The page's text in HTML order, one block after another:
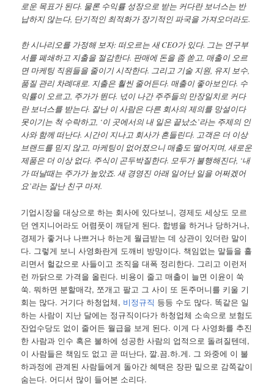
로운 목표가 된다. 물론 수익률 성장으로 받는 커다란 보너스는 반
납하지 않는다, 단기적인 최적화가 장기적인 파국을 가져오더라도.
한 시나리오를 가정해 보자: 떠오르는 새 CEO가 있다. 그는 연구부
서를 폐쇄하고 지출을 절감한다. 판매에 돈을 좀 쏟고, 매출이 오르
면 마케팅 직원들을 줄이기 시작한다. 그리고 기술 지원, 유지 보수,
품질 관리 차례대로. 지출은 훨씬 줄어든다. 매출이 좋아보인다. 수
익률이 오르고, 주가가 뛴다. 넋이 나간 주주들의 만장일치로 커다
란 보너스를 받는다. 잘난 이 사람은 다른 회사의 제의를 망설이다
못이기는 척 수락하고, ‘이 곳에서의 내 일은 끝났소’라는 주제의 인
사와 함께 떠난다. 시간이 지나고 회사가 흔들린다. 고객은 더 이상
브랜드를 믿지 않고, 마케팅이 없어졌으니 매출도 떨어지며, 새로운
제품은 더 이상 없다. 주식이 곤두박질한다. 모두가 불행해진다, ‘내
가 떠날때는 주가가 높았죠. 새 경영진 아래 일어난 일을 어쩌겠어
요’라는 잘난 친구 마저.
기업시장을 대상으로 하는 회사에 있다보니, 경제도 세상도 모르
던 엔지니어라도 어렴풋이 깨닫게 된다. 합병을 하거나 당하거나,
경제가 좋거나 나쁘거나 하는게 월급받는 데 상관이 있더란 말이
다. 그렇게 보니 사영화란게 도깨비 방망이다. 책임없는 말들을 흘
리면서 헐값으로 사들이고 조직을 대폭 정리한다. 그리고 이런저
런 까닭으로 가격을 올린다. 비용이 줄고 매출이 늘면 이윤이 쑥
쑥. 뭐하면 분할매각, 쪼개고 팔고 그 사이 또 돈주머니를 키울 기
회는 많다. 거기다 하청업체, 비정규직 등등 수도 많다. 똑같은 일
하는 사람이 지난 달에는 정규직이다가 하청업체 소속으로 보험도
잔업수당도 없이 줄어든 월급을 보게 된다. 이게 다 사영화를 추진
한 사람과 인수 혹은 불하에 성공한 사람의 업적으로 돌려질텐데,
이 사람들은 책임도 없고 곧 떠난다, 깔.끔.하.게. 그 와중에 이 불
하과정에 관계된 사람들에게 돌아간 혜택은 장판 밑으로 감쪽같이
숨는다. 어디서 많이 들어본 소리다.